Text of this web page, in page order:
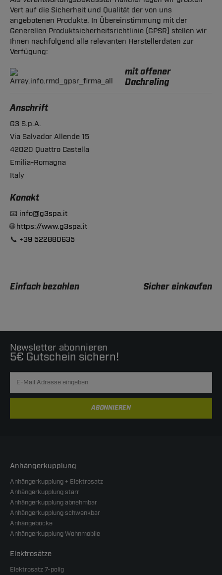
Vert auf die Sicherheit und Qualität der von uns
angebotenen Produkte. In Übereinstimmung mit der
Generellen Produktsicherheitsrichtlinie (GPSR) stellen wir
Ihnen nachfolgend alle relevanten Herstellerdaten zur
Verfügung:
mit offener
Dachreling
Anschrift
G3 S.p.A.
Via Salvador Allende 15
42020 Quattro Castella
Emilia-Romagna
Italy
Konakt
📧 info@g3spa.it
🌐https://www.g3spa.it
📞 +39 522880635
Einfach bezahlen Sicher einkaufen
Newsletter abonnieren
5€ Gutschein sichern!
ABONNIEREN
Anhängerkupplung
Anhängerkupplung + Elektrosatz
Anhängerkupplung starr
Anhängerkupplung abnehmbar
Anhängerkupplung schwenkbar
Anhängeböcke
Anhängerkupplung Wohnmobile
Elektrosätze
Elektrosatz 7-polig